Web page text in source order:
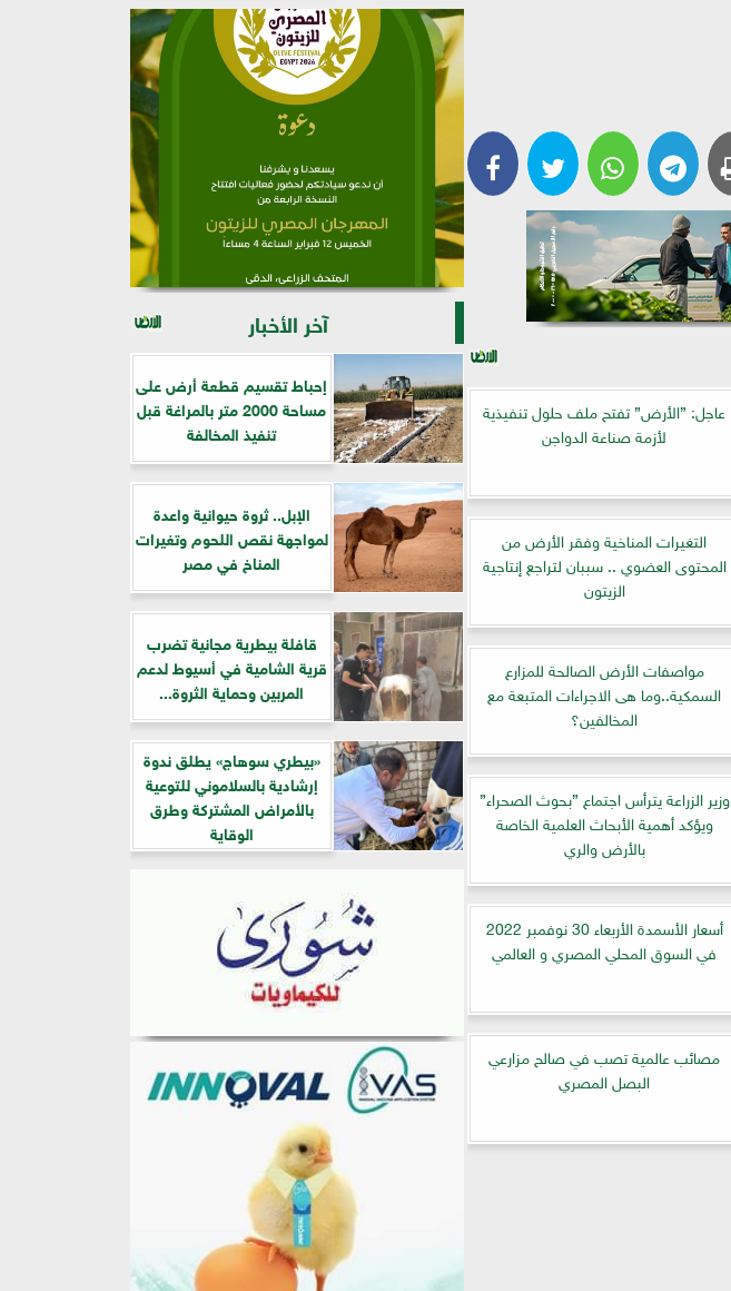
عاجل: ”الأرض” تفتح ملف حلول تنفيذية
لأزمة صناعة الدواجن
التغيرات المناخية وفقر الأرض من
المحتوى العضوي .. سببان لتراجع إنتاجية
الزيتون
مواصفات الأرض الصالحة للمزارع
السمكية..وما هى الاجراءات المتبعة مع
المخالفين؟
وزير الزراعة يترأس اجتماع ”بحوث الصحراء”
ويؤكد أهمية الأبحاث العلمية الخاصة
بالأرض والري
أسعار الأسمدة الأربعاء 30 نوفمبر 2022
في السوق المحلي المصري و العالمي
مصائب عالمية تصب في صالح مزارعي
البصل المصري
آخر الأخبار
إحباط تقسيم قطعة أرض على
مساحة 2000 متر بالمراغة قبل
تنفيذ المخالفة
الإبل.. ثروة حيوانية واعدة
لمواجهة نقص اللحوم وتغيرات
المناخ في مصر
قافلة بيطرية مجانية تضرب
قرية الشامية في أسيوط لدعم
المربين وحماية الثروة...
«بيطري سوهاج» يطلق ندوة
إرشادية بالسلاموني للتوعية
بالأمراض المشتركة وطرق
الوقاية